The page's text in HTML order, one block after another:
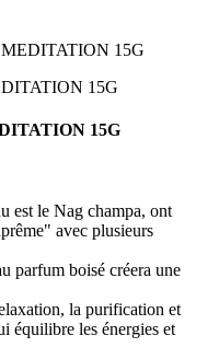
15G
15G
est le Nag champa, ont
avec plusieurs
parfum boisé créera une
la purification et
équilibre les énergies et